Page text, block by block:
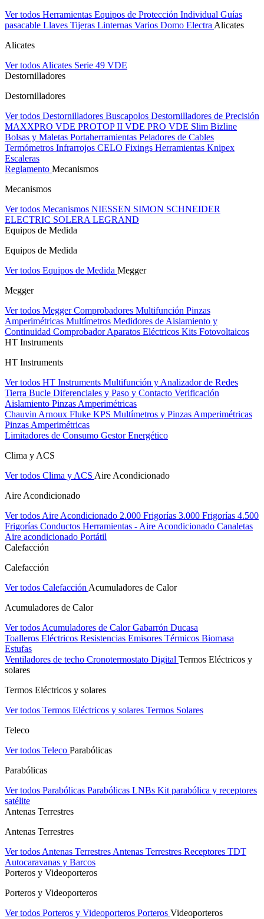
Ver todos Herramientas Equipos de Protección Individual Guías
pasacable Llaves Tijeras Linternas Varios Domo Electra Alicates
Alicates
Ver todos Alicates Serie 49 VDE
Destornilladores
Destornilladores
Ver todos Destornilladores Buscapolos Destornilladores de Precisión
MAXXPRO VDE PROTOP II VDE PRO VDE Slim Bizline
Bolsas y Maletas Portaherramientas Peladores de Cables
Termómetros Infrarrojos CELO Fixings Herramientas Knipex
Escaleras
Reglamento Mecanismos
Mecanismos
Ver todos Mecanismos NIESSEN SIMON SCHNEIDER
ELECTRIC SOLERA LEGRAND
Equipos de Medida
Equipos de Medida
Ver todos Equipos de Medida Megger
Megger
Ver todos MeggerComprobadores Multifunción Pinzas
Amperimétricas Multímetros Medidores de Aislamiento y
Continuidad Comprobador Aparatos Eléctricos Kits Fotovoltaicos
HT Instruments
HT Instruments
Ver todos HT Instruments Multifunción y Analizador de Redes
Tierra Bucle Diferenciales y Paso y Contacto Verificación
Aislamiento Pinzas Amperimétricas
Chauvin Arnoux Fluke KPS Multímetros y Pinzas Amperimétricas
Pinzas Amperimétricas
Limitadores de Consumo Gestor Energético
Clima y ACS
Ver todos Clima y ACS Aire Acondicionado
Aire Acondicionado
Ver todos Aire Acondicionado 2.000 Frigorías 3.000 Frigorías 4.500
Frigorías Conductos Herramientas - Aire Acondicionado Canaletas
Aire acondicionado Portátil
Calefacción
Calefacción
Ver todos Calefacción Acumuladores de Calor
Acumuladores de Calor
Ver todos Acumuladores de CalorGabarrón Ducasa
Toalleros Eléctricos Resistencias Emisores Térmicos Biomasa
Estufas
Ventiladores de techo Cronotermostato Digital Termos Eléctricos y
solares
Termos Eléctricos y solares
Ver todos Termos Eléctricos y solares Termos Solares
Teleco
Ver todos Teleco Parabólicas
Parabólicas
Ver todos Parabólicas Parabólicas LNBs Kit parabólica y receptores
satélite
Antenas Terrestres
Antenas Terrestres
Ver todos Antenas Terrestres Antenas Terrestres Receptores TDT
Autocaravanas y Barcos
Porteros y Videoporteros
Porteros y Videoporteros
Ver todos Porteros y Videoporteros Porteros Videoporteros